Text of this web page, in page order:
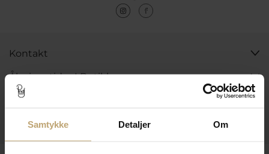
Samtykke Detaljer Om
Kontakt
Åbningstider I Butikken
Information
Praktiske Sider